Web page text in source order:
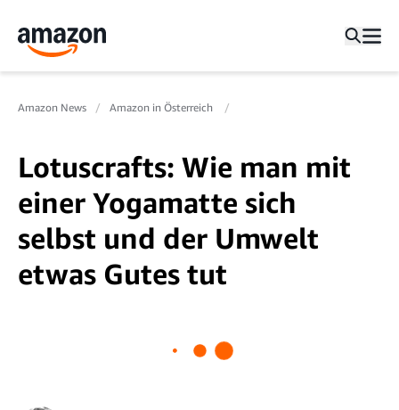
Amazon News Amazon in Österreich
Lotuscrafts: Wie man mit
einer Yogamatte sich
selbst und der Umwelt
etwas Gutes tut